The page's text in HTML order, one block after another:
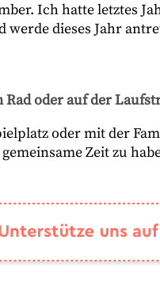
Ich hatte letztes
werde dieses Jahr
oder auf der
oder mit der
Zeit zu